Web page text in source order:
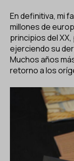
En definitiva, mi
millones de
principios del
ejerciendo su
Muchos años
retorno a los